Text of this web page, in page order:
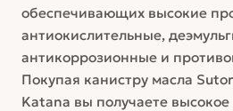
обеспечивающих высокие
антиокислительные,
антикоррозионные и
Покупая канистру масла
Katana вы получаете высокое